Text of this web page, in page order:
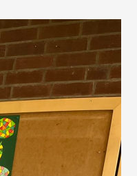
Bördeschule
Konzepte
Stundenplan
Schulregeln